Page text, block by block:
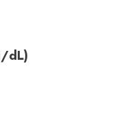
dL)